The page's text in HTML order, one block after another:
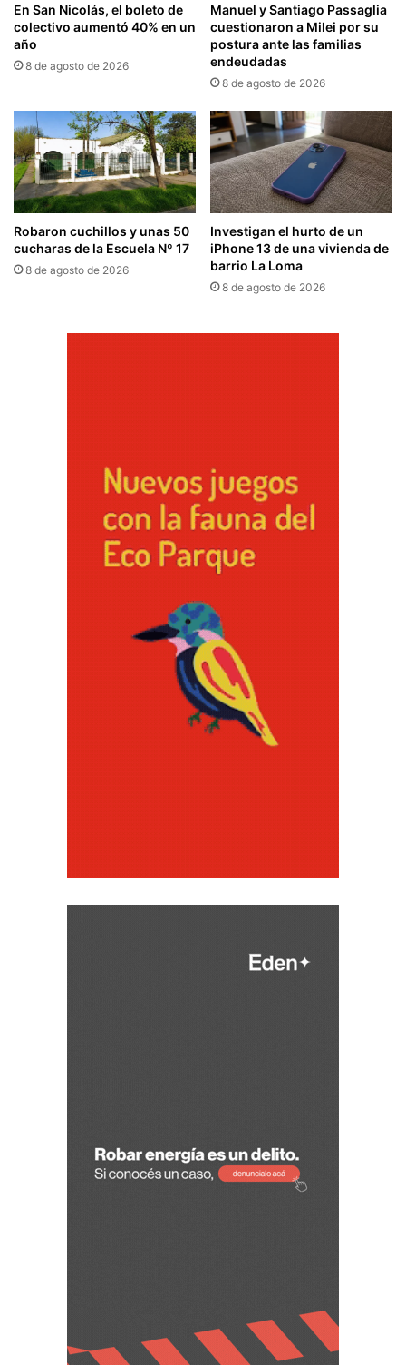
En San Nicolás, el boleto de
colectivo aumentó 40% en un
año
8 de agosto de 2026
Manuel y Santiago Passaglia
cuestionaron a Milei por su
postura ante las familias
endeudadas
8 de agosto de 2026
Robaron cuchillos y unas 50
cucharas de la Escuela Nº 17
8 de agosto de 2026
Investigan el hurto de un
iPhone 13 de una vivienda de
barrio La Loma
8 de agosto de 2026